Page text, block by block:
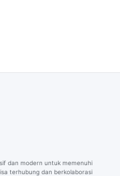
dan modern untuk memenuhi
terhubung dan berkolaborasi